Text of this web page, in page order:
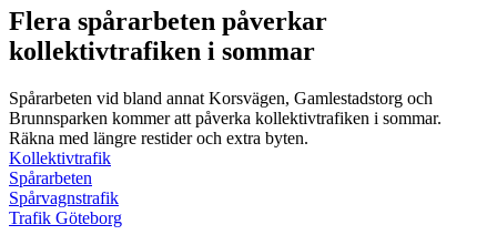
Flera spårarbeten påverkar
kollektivtrafiken i sommar
Spårarbeten vid bland annat Korsvägen, Gamlestadstorg och
Brunnsparken kommer att påverka kollektivtrafiken i sommar.
Räkna med längre restider och extra byten.
Kollektivtrafik
Spårarbeten
Spårvagnstrafik
Trafik Göteborg